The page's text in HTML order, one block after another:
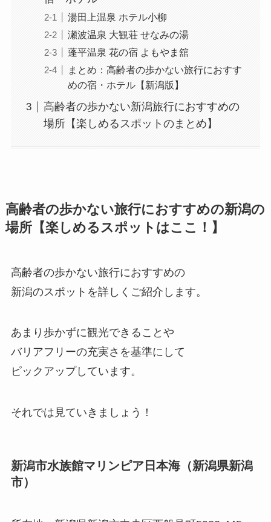
湯田上温泉 ホテル小柳
瀬波温泉 大観荘 せなみの湯
蓬平温泉 花の宿 よもやま舘
まとめ：高齢者の歩かない旅行におすす
めの宿・ホテル【新潟版】
高齢者の歩かない新潟旅行におすすめの
場所【楽しめるスポットのまとめ】
高齢者の歩かない旅行におすすめの新潟の
場所【楽しめるスポットはここ！】
高齢者の歩かない旅行におすすめの
新潟のスポットを詳しくご紹介します。
あまり歩かずに観光できることや
バリアフリーの充実さを基準にして
ピックアップしています。
それでは見ていきましょう！
新潟市水族館マリンピア日本海（新潟県新潟
市）